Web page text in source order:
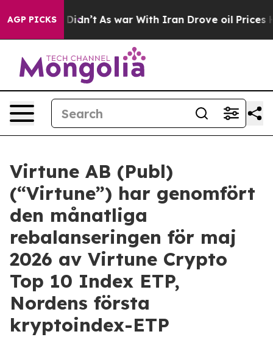
AGP PICKS
it Didn’t As war With Iran Drove oil Prices
Virtune AB (Publ)
(“Virtune”) har genomfört
den månatliga
rebalanseringen för maj
2026 av Virtune Crypto
Top 10 Index ETP,
Nordens första
kryptoindex-ETP